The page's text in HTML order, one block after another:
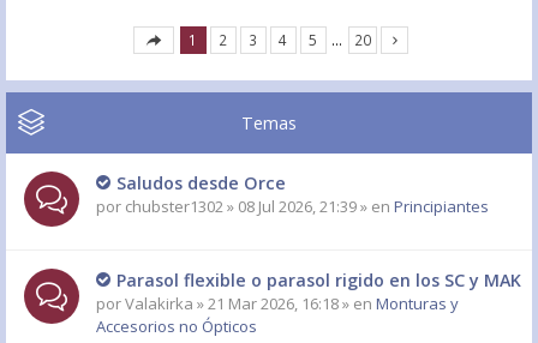
1 2 3 4 5 … 20
Temas
Saludos desde Orce
por chubster1302» 08 Jul 2026, 21:39 » en Principiantes
Parasol flexible o parasol rigido en los SC y MAK
porValakirka » 21 Mar 2026, 16:18 » en Monturas y
Accesorios no Ópticos